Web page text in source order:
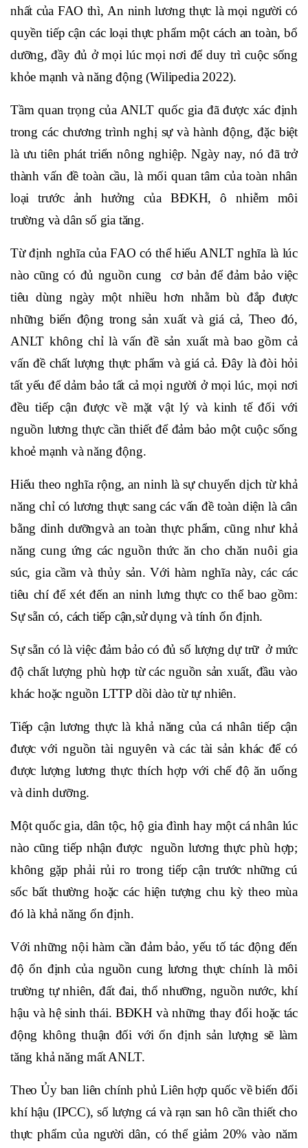
nhất của FAO thì, An ninh lương thực là mọi người có
quyền tiếp cận các loại thực phẩm một cách an toàn, bổ
dưỡng, đầy đủ ở mọi lúc mọi nơi để duy trì cuộc sống
khỏe mạnh và năng động (Wilipedia 2022).
Tầm quan trọng của ANLT quốc gia đã được xác định
trong các chương trình nghị sự và hành động, đặc biệt
là ưu tiên phát triển nông nghiệp. Ngày nay, nó đã trở
thành vấn đề toàn cầu, là mối quan tâm của toàn nhân
loại trước ảnh hưởng của BĐKH, ô nhiễm môi
trường và dân số gia tăng.
Từ định nghĩa của FAO có thể hiểu ANLT nghĩa là lúc
nào cũng có đủ nguồn cung cơ bản để đảm bảo việc
tiêu dùng ngày một nhiều hơn nhằm bù đắp được
những biến động trong sản xuất và giá cả, Theo đó,
ANLT không chỉ là vấn đề sản xuất mà bao gồm cả
vấn đề chất lượng thực phẩm và giá cả. Đây là đòi hỏi
tất yếu để dảm bảo tất cả mọi người ở mọi lúc, mọi nơi
đều tiếp cận được về mặt vật lý và kinh tế đối với
nguồn lương thực cần thiết để đảm bảo một cuộc sống
khoẻ mạnh và năng động.
Hiểu theo nghĩa rộng, an ninh là sự chuyển dịch từ khả
năng chỉ có lương thực sang các vấn đề toàn diện là cân
bằng dinh dưỡngvà an toàn thực phẩm, cũng như khả
năng cung ứng các nguồn thức ăn cho chăn nuôi gia
súc, gia cầm và thủy sản. Với hàm nghĩa này, các các
tiêu chí để xét đến an ninh lưng thực co thể bao gồm:
Sự sẵn có, cách tiếp cận,sử dụng và tính ổn định.
Sự sẵn có là việc đảm bảo có đủ số lượng dự trữ ở mức
độ chất lượng phù hợp từ các nguồn sản xuất, đầu vào
khác hoặc nguồn LTTP dồi dào từ tự nhiên.
Tiếp cận lương thực là khả năng của cá nhân tiếp cận
được với nguồn tài nguyên và các tài sản khác để có
được lượng lương thực thích hợp với chế độ ăn uống
và dinh dưỡng.
Một quốc gia, dân tộc, hộ gia đình hay một cá nhân lúc
nào cũng tiếp nhận được nguồn lương thực phù hợp;
không gặp phải rủi ro trong tiếp cận trước những cú
sốc bất thường hoặc các hiện tượng chu kỳ theo mùa
đó là khả năng ổn định.
Với những nội hàm cần đảm bảo, yếu tố tác động đến
độ ổn định của nguồn cung lương thực chính là môi
trường tự nhiên, đất đai, thổ nhưỡng, nguồn nước, khí
hậu và hệ sinh thái. BĐKH và những thay đổi hoặc tác
động không thuận đối với ổn định sản lượng sẽ làm
tăng khả năng mất ANLT.
Theo Ủy ban liên chính phủ Liên hợp quốc về biến đổi
khí hậu (IPCC), số lượng cá và rạn san hô cần thiết cho
thực phẩm của người dân, có thể giảm 20% ​​vào năm